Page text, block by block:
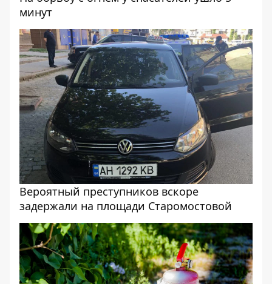
минут
Вероятный преступников вскоре
задержали на площади Старомостовой